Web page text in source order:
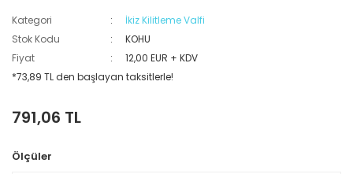
Kategori
İkiz Kilitleme Valfi
Stok Kodu
KOHU
Fiyat
12,00 EUR + KDV
*73,89 TL den başlayan taksitlerle!
791,06 TL
Ölçüler